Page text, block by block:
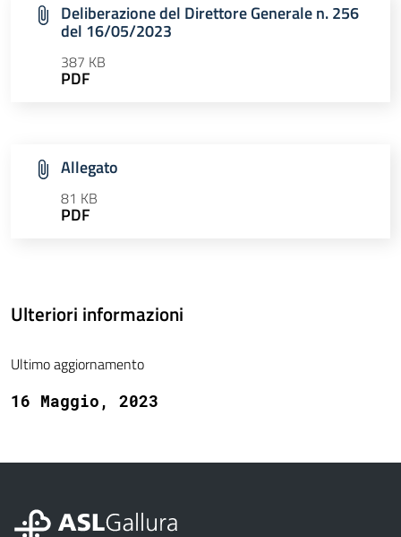
Deliberazione del Direttore Generale n. 256
del 16/05/2023
387 KB
PDF
Allegato
81 KB
PDF
Ulteriori informazioni
Ultimo aggiornamento
16 Maggio, 2023